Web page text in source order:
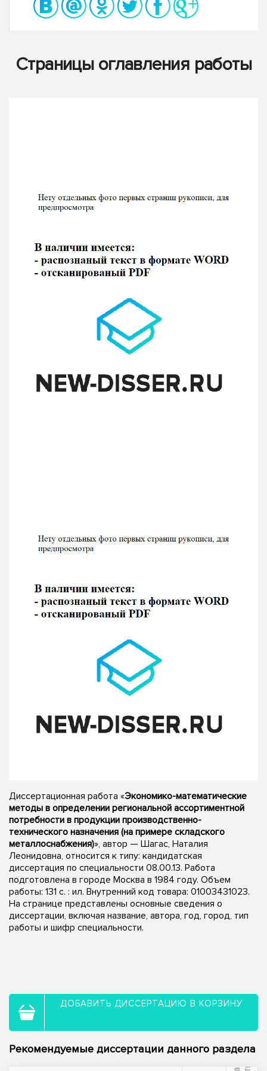
Страницы оглавления работы
Диссертационная работа «Экономико-математические
методы в определении региональной ассортиментной
потребности в продукции производственно-
технического назначения (на примере складского
металлоснабжения)», автор — Шагас, Наталия
Леонидовна, относится к типу: кандидатская
диссертация по специальности 08.00.13. Работа
подготовлена в городе Москва в 1984 году. Объем
работы: 131 c. : ил. Внутренний код товара: 01003431023.
На странице представлены основные сведения о
диссертации, включая название, автора, год, город, тип
работы и шифр специальности.
ДОБАВИТЬ ДИССЕРТАЦИЮ В КОРЗИНУ
Рекомендуемые диссертации данного раздела